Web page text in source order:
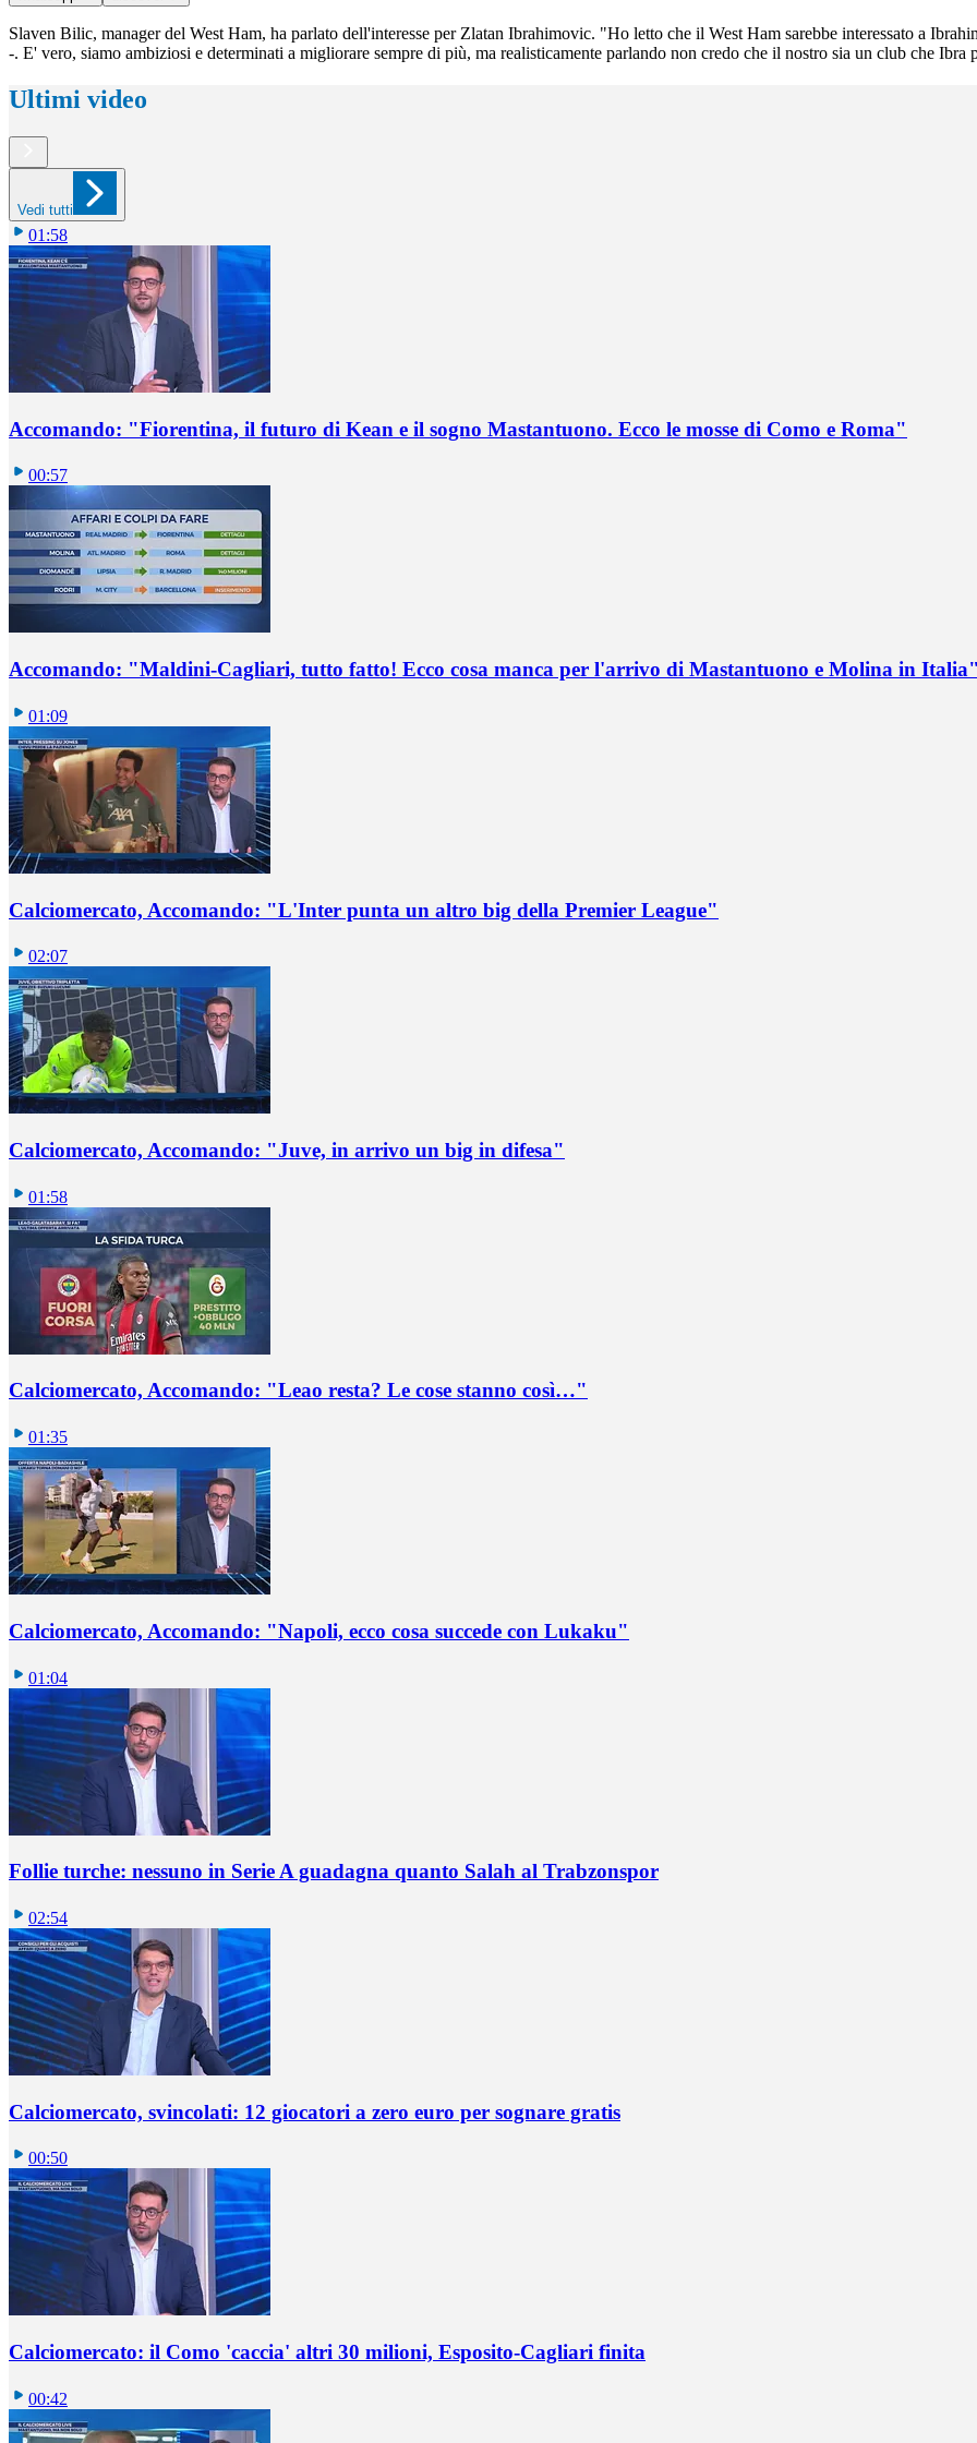
Slaven Bilic, manager del West Ham, ha parlato dell'interesse per Zlatan Ibrahimovic. "Ho letto che il West Ham sarebbe interessato a
-. E' vero, siamo ambiziosi e determinati a migliorare sempre di più, ma realisticamente parlando non credo che il nostro sia un club che Ibra
Ultimi video
Vedi tutti
01:58
Accomando: "Fiorentina, il futuro di Kean e il sogno Mastantuono. Ecco le mosse di Como e Roma"
00:57
Accomando: "Maldini-Cagliari, tutto fatto! Ecco cosa manca per l'arrivo di Mastantuono e Molina in
01:09
Calciomercato, Accomando: "L'Inter punta un altro big della Premier League"
02:07
Calciomercato, Accomando: "Juve, in arrivo un big in difesa"
01:58
Calciomercato, Accomando: "Leao resta? Le cose stanno così…"
01:35
Calciomercato, Accomando: "Napoli, ecco cosa succede con Lukaku"
01:04
Follie turche: nessuno in Serie A guadagna quanto Salah al Trabzonspor
02:54
Calciomercato, svincolati: 12 giocatori a zero euro per sognare gratis
00:50
Calciomercato: il Como 'caccia' altri 30 milioni, Esposito-Cagliari finita
00:42